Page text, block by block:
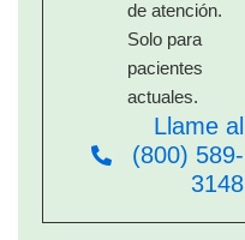
de atención.
Solo para
pacientes
actuales.
Llame al
(800) 589-
3148